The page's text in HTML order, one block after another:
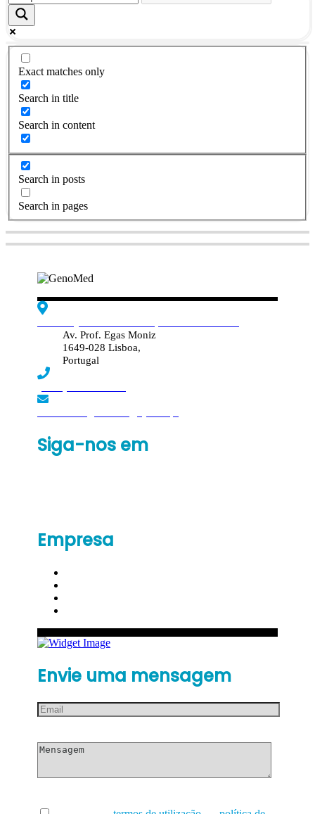
Exact matches only
Search in title
Search in content
Search in posts
Search in pages
Av. Prof. Egas Moniz
1649-028 Lisboa,
Portugal
Siga-nos em
Empresa
Envie uma mensagem